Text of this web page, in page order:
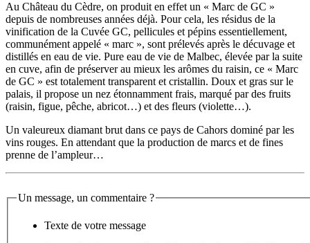
Au Château du Cèdre, on produit en effet un « Marc de GC »
depuis de nombreuses années déjà. Pour cela, les résidus de la
vinification de la Cuvée GC, pellicules et pépins essentiellement,
communément appelé « marc », sont prélevés après le décuvage et
distillés en eau de vie. Pure eau de vie de Malbec, élevée par la suite
en cuve, afin de préserver au mieux les arômes du raisin, ce « Marc
de GC » est totalement transparent et cristallin. Doux et gras sur le
palais, il propose un nez étonnamment frais, marqué par des fruits
(raisin, figue, pêche, abricot…) et des fleurs (violette…).
Un valeureux diamant brut dans ce pays de Cahors dominé par les
vins rouges. En attendant que la production de marcs et de fines
prenne de l’ampleur…
Un message, un commentaire ?
Texte de votre message